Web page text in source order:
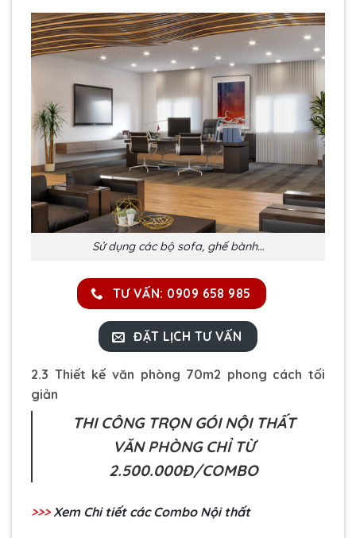
Sử dụng các bộ sofa, ghế bành…
TƯ VẤN: 0909 658 985
ĐẶT LỊCH TƯ VẤN
2.3 Thiết kế văn phòng 70m2 phong cách tối
giản
THI CÔNG TRỌN GÓI NỘI THẤT
VĂN PHÒNG CHỈ TỪ
2.500.000Đ/COMBO
>>> Xem Chi tiết các Combo Nội thất